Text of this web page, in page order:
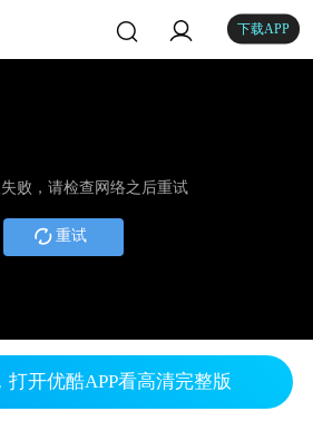
下载APP
败，请检查网络之后重试
重试
打开优酷APP看高清完整版